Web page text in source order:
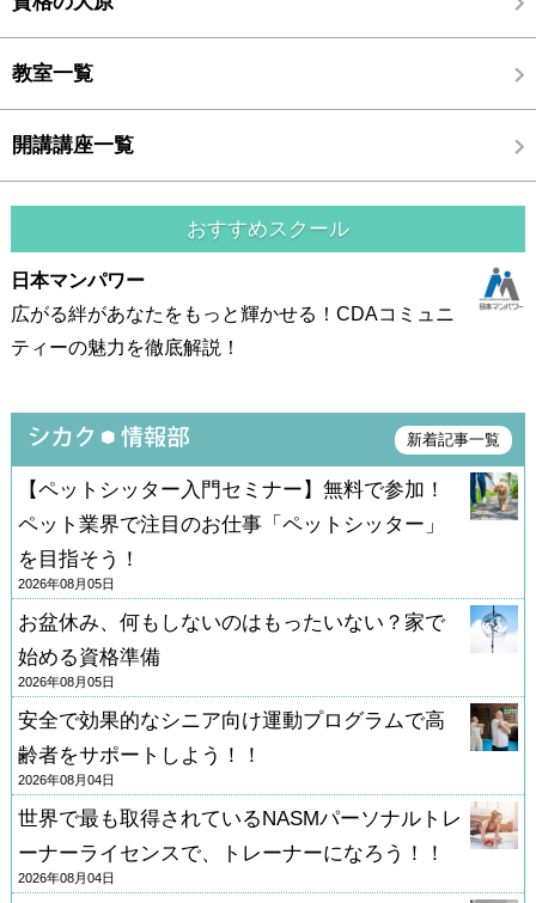
教室一覧
開講講座一覧
おすすめスクール
日本マンパワー
広がる絆があなたをもっと輝かせる！CDAコミュニ
ティーの魅力を徹底解説！
新着記事一覧
【ペットシッター入門セミナー】無料で参加！
ペット業界で注目のお仕事「ペットシッター」
を目指そう！
2026年08月05日
お盆休み、何もしないのはもったいない？家で
始める資格準備
2026年08月05日
安全で効果的なシニア向け運動プログラムで高
齢者をサポートしよう！！
2026年08月04日
世界で最も取得されているNASMパーソナルトレ
ーナーライセンスで、トレーナーになろう！！
2026年08月04日